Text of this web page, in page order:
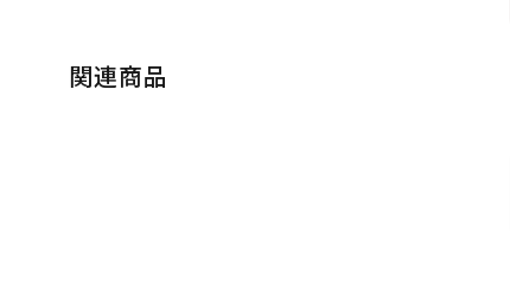
関連商品